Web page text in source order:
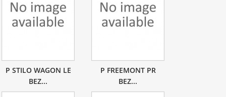
P STILO WAGON LE
BEZ...
P FREEMONT PR
BEZ...